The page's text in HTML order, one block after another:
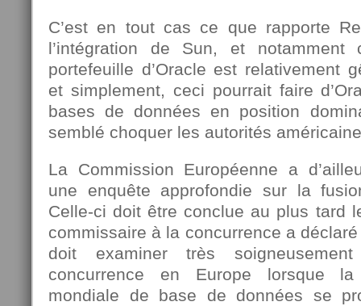
C’est en tout cas ce que rapporte
l’intégration de Sun, et
portefeuille d’Oracle est relativement
et simplement, ceci pourrait faire
bases de données en position
semblé choquer les autorités
La Commission Européenne a
une enquête approfondie sur la
Celle-ci doit être conclue au plus tard
commissaire à la concurrence a
doit examiner très
concurrence en Europe lorsque la
mondiale de base de données se